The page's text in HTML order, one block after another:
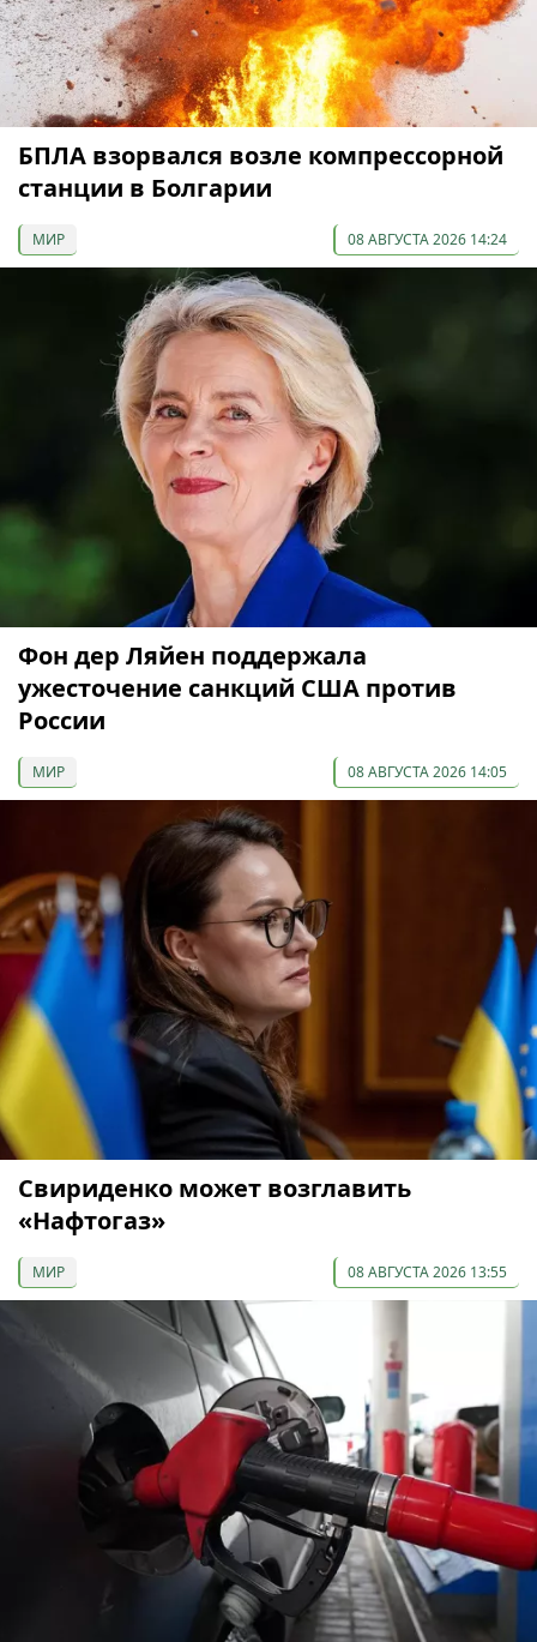
БПЛА взорвался возле компрессорной
станции в Болгарии
МИР 08 АВГУСТА 2026 14:24
Фон дер Ляйен поддержала
ужесточение санкций США против
России
МИР 08 АВГУСТА 2026 14:05
Свириденко может возглавить
«Нафтогаз»
МИР 08 АВГУСТА 2026 13:55